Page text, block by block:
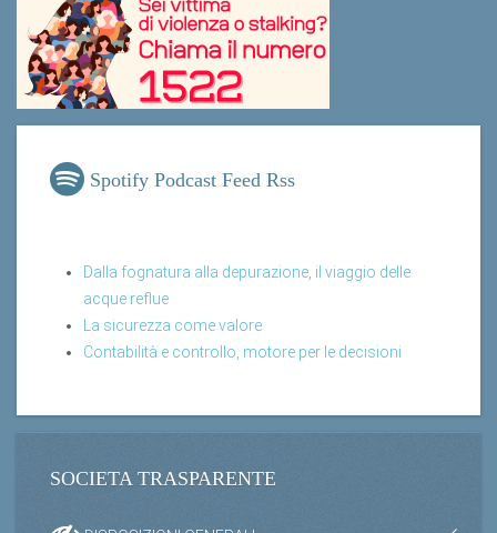
Spotify Podcast Feed Rss
Dalla fognatura alla depurazione, il viaggio delle
acque reflue
La sicurezza come valore
Contabilità e controllo, motore per le decisioni
SOCIETA TRASPARENTE